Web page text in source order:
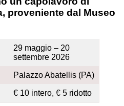
proveniente dal Museo
29 maggio – 20
settembre 2026
Palazzo Abatellis (PA)
€ 10 intero, € 5 ridotto